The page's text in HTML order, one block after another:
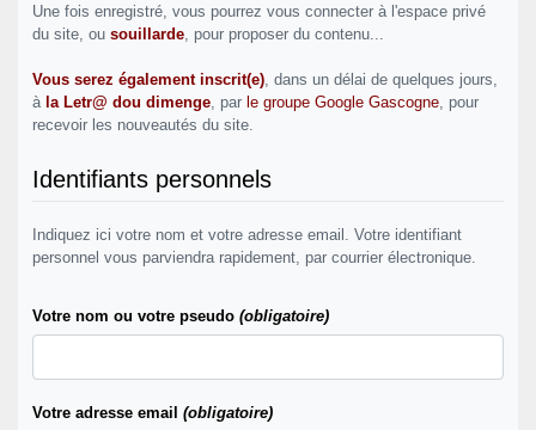
Une fois enregistré, vous pourrez vous connecter à l'espace privé
du site, ou souillarde , pour proposer du contenu...
Vous serez également inscrit(e) , dans un délai de quelques jours,
à la Letr@ dou dimenge , par le groupe Google Gascogne , pour
recevoir les nouveautés du site.
Identifiants personnels
Indiquez ici votre nom et votre adresse email. Votre identifiant
personnel vous parviendra rapidement, par courrier électronique.
Votre nom ou votre pseudo (obligatoire)
Votre adresse email (obligatoire)